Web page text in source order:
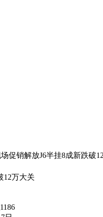
促销解放J6半挂8成新跌破
12万大关